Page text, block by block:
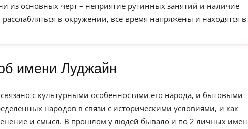
из основных черт – неприятие рутинных занятий и наличие
в окружении, все время напряжены и находятся в
имени Луджайн
с культурными особенностями его народа, и бытовыми
народов в связи с историческими условиями, и как
и смысл. В прошлом у людей бывало и по 2 личных